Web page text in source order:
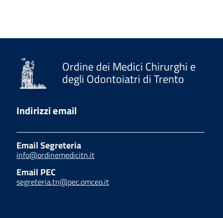
Ordine dei Medici Chirurghi e
degli Odontoiatri di Trento
Indirizzi email
Email Segreteria
info@ordinemedicitn.it
Email PEC
segreteria.tn@pec.omceo.it